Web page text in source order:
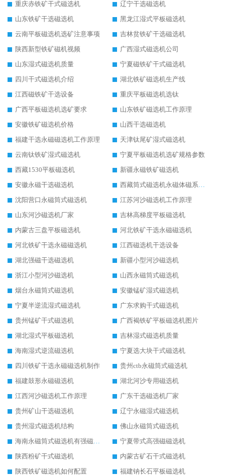
重庆赤铁矿干式磁选机
辽宁干选磁选机
山东铁矿干选磁选机
黑龙江湿式平板磁选机
云南平板磁选机选矿注意事项
吉林贫铁矿干选磁选机
陕西新型铁矿磁机视频
广西湿式磁选机公司
山东湿式磁选机质量
宁夏磁铁矿干式磁选机
四川干式磁选机介绍
湖北铁矿磁选机生产线
江西磁铁矿干选设备
重庆平板磁选机选钛
广西平板磁选机选矿要求
山东铁矿磁选机工作原理
安徽铁矿磁选机价格
山西干选磁选机
福建干选永磁磁选机工作原理
天津钛尾矿湿式磁选机
云南钛铁矿湿式磁选机
宁夏平板磁选机选矿规格参数
西藏1530平板磁选机
新疆永磁铁矿磁选机
安徽永磁干选磁选机
西藏筒式磁选机永磁体磁系设计
沈阳营口永磁筒式磁选机
江苏河沙磁选机工作原理
山东河沙磁选机厂家
吉林高梯度平板磁选机
内蒙古三盘平板磁选机
河北铁矿干选永磁磁选机
河北铁矿干选永磁磁选机
江西磁选机干选设备
湖北强磁干选磁选机
新疆小型河沙磁选机
浙江小型河沙磁选机
山西永磁筒式磁选机
烟台永磁筒式磁选机
安徽锰矿湿式磁选机
宁夏半逆流湿式磁选机
广东求购干式磁选机
贵州锰矿干式磁选机
广西褐铁矿平板磁选机图片
湖北湿式平板磁选机
吉林湿式磁选机质量
海南湿式逆流磁选机
宁夏选大块干式磁选机
四川铁矿干选永磁磁选机制作
贵州ctb永磁筒式磁选机
福建鼓形永磁磁选机
湖北河沙专用磁选机
江西河沙磁选机工作原理
广东干选磁选机厂家
贵州矿山干选磁选机
辽宁永磁湿式磁选机
贵州湿式磁选机结构
佛山永磁筒式磁选机
海南永磁筒式磁选机有强磁的吗
宁夏带式高强磁磁选机
陕西粉矿干式磁选机
内蒙古矿石干式磁选机
陕西铁矿磁选机如何配置
福建钠长石平板磁选机